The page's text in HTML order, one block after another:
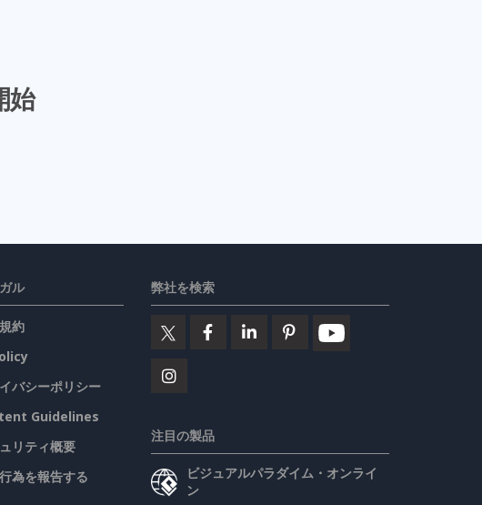
始
ル
約
バシーポリシー
Guidelines
リティ概要
為を報告する
弊社を検索
注目の製品
ビジュアルパラダイム・オンライ
ン